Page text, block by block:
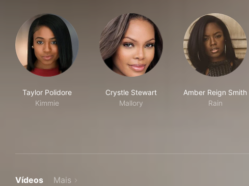
Taylor Polidore
Kimmie
Crystle Stewart
Mallory
Amber Reign Smith
Rain
Vídeos Mais